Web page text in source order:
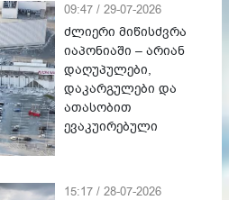
09:47 / 29-07-2026
ძლიერი მიწისძვრა
იაპონიაში – არიან
დაღუპულები,
დაკარგულები და
ათასობით
ევაკუირებული
15:17 / 28-07-2026